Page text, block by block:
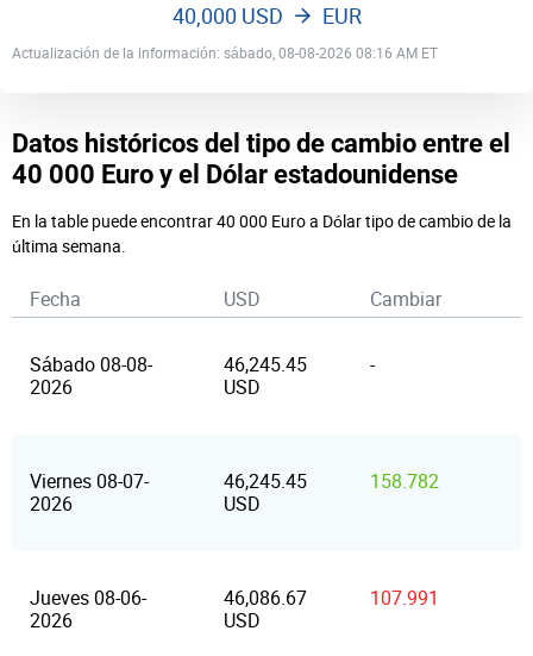
Actualización de la información: sábado, 08-08-2026 08:16 AM ET
40,000 USD EUR
Datos históricos del tipo de cambio entre el
40 000 Euro y el Dólar estadounidense
En la table puede encontrar 40 000 Euro a Dólar tipo de cambio de la
última semana.
Fecha USD Cambiar
Sábado 08-08-
2026
46,245.45
USD
-
Viernes 08-07-
2026
46,245.45
USD
158.782
Jueves 08-06-
2026
46,086.67
USD
107.991